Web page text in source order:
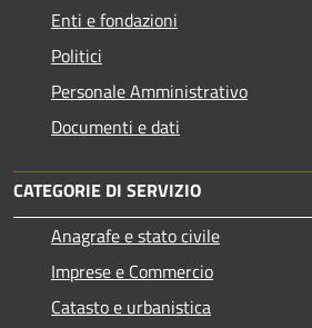
Enti e fondazioni
Politici
Personale Amministrativo
Documenti e dati
CATEGORIE DI SERVIZIO
Anagrafe e stato civile
Imprese e Commercio
Catasto e urbanistica